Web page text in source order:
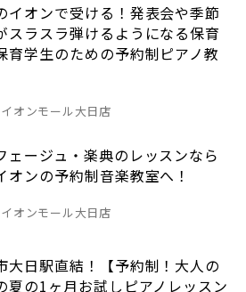
イオンで受ける！発表会や季節
スラスラ弾けるようになる保育
育学生のための予約制ピアノ教
イオンモール大日店
ェージュ・楽典のレッスンなら
オンの予約制音楽教室へ！
イオンモール大日店
大日駅直結！【予約制！大人の
夏の1ヶ月お試しピアノレッスン